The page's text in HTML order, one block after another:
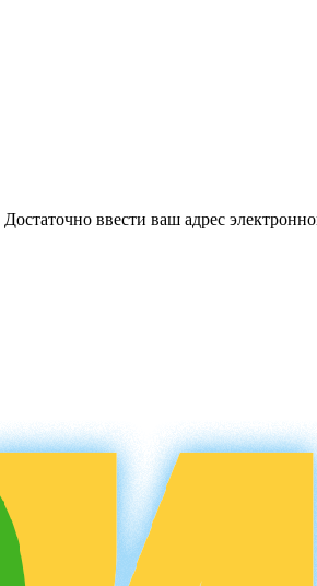
ввести ваш адрес